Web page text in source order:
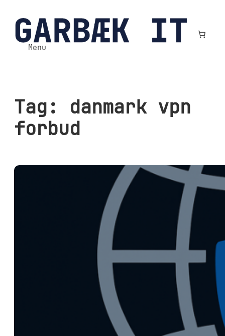
til
indhold
Menu
Tag: danmark vpn
forbud